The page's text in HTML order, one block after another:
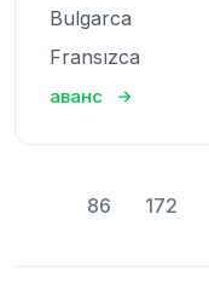
Bulgarca
Fransızca
аванс
86 172